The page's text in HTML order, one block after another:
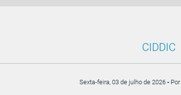
CIDDIC
Sexta-feira, 03 de julho de 2026 -Por